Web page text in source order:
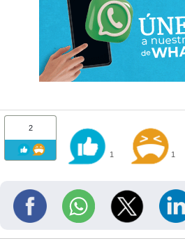
2
1 1